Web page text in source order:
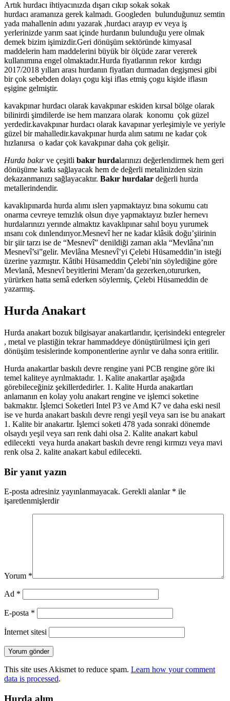
Artık hurdacı ihtiyacınızda dışarı cıkıp sokak sokak
hurdacı aramanıza gerek kalmadı. Googleden bulunduğunuz semtin
yada mahallenin adını yazarak ,hurdacı arayıp ev veya iş
yerlerinizde yarım saat içinde hurdanın bulunduğu yere olmak
demek bizim işimizdir.Geri dönüşüm sektöründe kimyasal
maddelerin ham maddelerini büyük bir ölçüde zarar vererek
kullanımına engel olmaktadır.Hurda fiyatlarının rekor kırdıgı
2017/2018 yılları arası hurdanın fiyatları durmadan degişmesi gibi
bir çok sebebden dolayı çogu kişi iflas etmiş çogu kişide iflasın
eşigine gelmiştir.
kavakpınar hurdacı olarak kavakpınar eskiden kırsal bölge olarak
bilinirdi şimdilerde ise hem manzara olarak konomu çok güzel
yerdedir.kavakpınar hurdacı olarak kavapınar yerleşimiyle ve yeriyle
güzel bir mahalledir.kavakpınar hurda alım satımı ne kadar çok
hızlanırsa o kadar çok kavakpınar daha çok gelişir.
Hurda bakırve çeşitli bakır hurdalarınızı değerlendirmek hem geri
dönüşüme katkı sağlayacak hem de değerli metalinizden sizin
dekazanmanızı sağlayacaktır. Bakır hurdalar değerli hurda
metallerindendir.
kavaklıpınarda hurda alımı ıslerı yapmaktayız bına sokumu catı
onarma cevreye temızlık olsun dıye yapmaktayız bızler hernevı
hurdalarınızı yerınde almaktız kavaklıpınar sahıl boyu yurumek
ınsanı cok dınlendırıyor.Mesnevî her ne kadar klâsik doğu’şiirinin
bir şiir tarzı ise de “Mesnevî” denildiği zaman akla “Mevlâna’nın
Mesnevî’si”gelir. Mevlâna Mesnevî’yi Çelebi Hüsameddin’in isteği
üzerine yazmıştır. Kâtibi Hüsameddin Çelebi’nin söylediğine göre
Mevlanâ, Mesnevî beyitlerini Meram’da gezerken,otururken,
yürürken hatta semâ ederken söylermiş, Çelebi Hüsameddin de
yazarmış.
Hurda Anakart
Hurda anakart bozuk bilgisayar anakartlarıdır, içerisindeki entegreler
, metal ve plastiğin tekrar hammaddeye dönüştürülmesi için geri
dönüşüm tesislerinde komponentlerine ayrılır ve daha sonra eritilir.
Hurda anakartlar baskılı devre rengine yani PCB rengine göre iki
temel kaliteye ayrılmaktadır. 1. Kalite anakartlar aşağıda
görebileceğiniz şekillerdedirler. 1. Kalite Hurda anakartları
anlamanın en kolay yolu anakart rengine ve işlemci soketine
bakmaktır. İşlemci Soketleri Intel P3 ve Amd K7 ve daha eski nesil
ise ve hurda anakart baskılı devre rengi yeşil veya sarı ise bu anakart
1. Kalite bir anakartır. İşlemci soketi 478 yada sonraki dönemde
olsaydı yeşil veya sarı renk dahi olsa 2. Kalite anakart kabul
edilecekti veya hurda anakart baskılı devre rengi kırmızı veya mavi
renk olsa 2. kalite anakart kabul edilecekti.
Bir yanıt yazın
E-posta adresiniz yayınlanmayacak. Gerekli alanlar * ile
işaretlenmişlerdir
Yorum *
Ad *
E-posta *
İnternet sitesi
This site uses Akismet to reduce spam. Learn how your comment
data is processed.
Hurda alım